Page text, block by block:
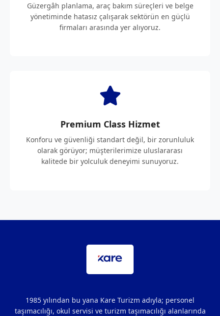
Güzergâh planlama, araç bakım süreçleri ve belge
yönetiminde hatasız çalışarak sektörün en güçlü
firmaları arasında yer alıyoruz.
Premium Class Hizmet
Konforu ve güvenliği standart değil, bir zorunluluk
olarak görüyor; müşterilerimize uluslararası
kalitede bir yolculuk deneyimi sunuyoruz.
1985 yılından bu yana Kare Turizm adıyla; personel
taşımacılığı, okul servisi ve turizm taşımacılığı alanlarında